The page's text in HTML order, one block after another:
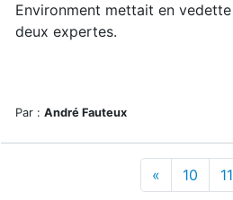
Environment mettait en vedette
deux expertes.
Par : André Fauteux
« 10 11